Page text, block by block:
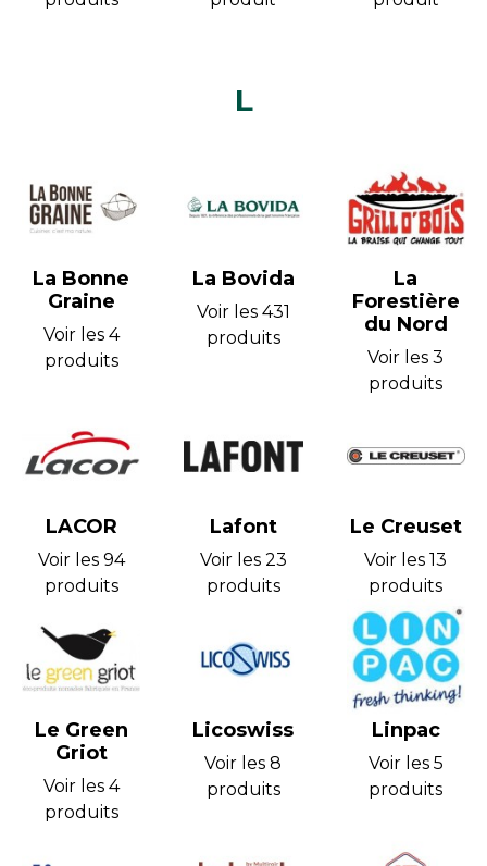
L
La Bonne
Graine
Voir les 4
produits
La Bovida
Voir les 431
produits
La
Forestière
du Nord
Voir les 3
produits
LACOR
Voir les 94
produits
Lafont
Voir les 23
produits
Le Creuset
Voir les 13
produits
Le Green
Griot
Voir les 4
produits
Licoswiss
Voir les 8
produits
Linpac
Voir les 5
produits